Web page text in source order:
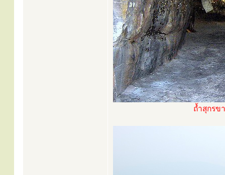
ถ้ำสุกรข